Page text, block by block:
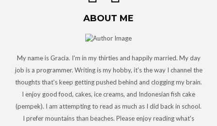
ABOUT ME
My name is Gracia. I'm in my thirties and happily married. My day
job is a programmer. Writing is my hobby, it's the way I channel the
thoughts that's keep getting pushed behind and clogging my brain.
I enjoy good food, cakes, ice creams, and Indonesian fish cake
(pempek). I am attempting to read as much as I did back in school.
I prefer mountains than beaches. Please enjoy reading what's